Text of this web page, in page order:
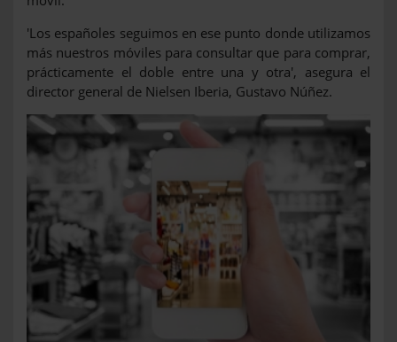
'Los españoles seguimos en ese punto donde utilizamos
más nuestros móviles para consultar que para comprar,
prácticamente el doble entre una y otra', asegura el
director general de Nielsen Iberia, Gustavo Núñez.